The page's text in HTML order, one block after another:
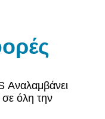
σε όλη την